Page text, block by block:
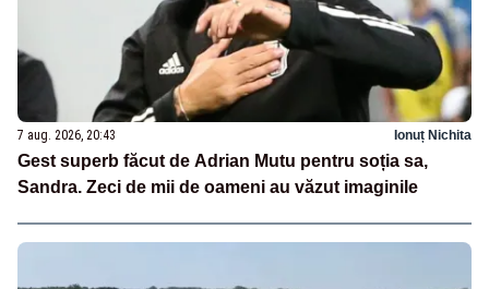
7 aug. 2026, 20:43 Ionuț Nichita
Gest superb făcut de Adrian Mutu pentru soția sa,
Sandra. Zeci de mii de oameni au văzut imaginile